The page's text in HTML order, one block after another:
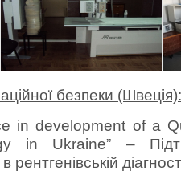
безпеки (Швеція):
in development of a
in Ukraine” –
рентгенівській